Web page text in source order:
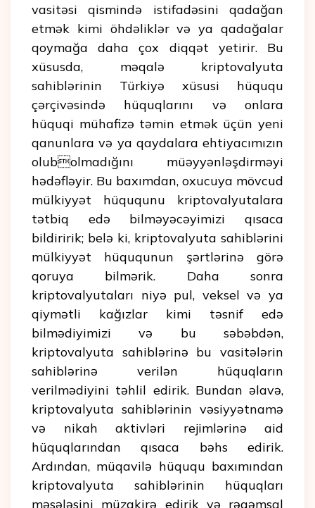
vasitəsi qismində istifadəsini qadağan
etmək kimi öhdəliklər və ya qadağalar
qoymağa daha çox diqqət yetirir. Bu
xüsusda, məqalə kriptovalyuta
sahiblərinin Türkiyə xüsusi hüququ
çərçivəsində hüquqlarını və onlara
hüquqi mühafizə təmin etmək üçün yeni
qanunlara və ya qaydalara ehtiyacımızın
olubolmadığını müəyyənləşdirməyi
hədəfləyir. Bu baxımdan, oxucuya mövcud
mülkiyyət hüququnu kriptovalyutalara
tətbiq edə bilməyəcəyimizi qısaca
bildiririk; belə ki, kriptovalyuta sahiblərini
mülkiyyət hüququnun şərtlərinə görə
qoruya bilmərik. Daha sonra
kriptovalyutaları niyə pul, veksel və ya
qiymətli kağızlar kimi təsnif edə
bilmədiyimizi və bu səbəbdən,
kriptovalyuta sahiblərinə bu vasitələrin
sahiblərinə verilən hüquqların
verilmədiyini təhlil edirik. Bundan əlavə,
kriptovalyuta sahiblərinin vəsiyyətnamə
və nikah aktivləri rejimlərinə aid
hüquqlarından qısaca bəhs edirik.
Ardından, müqavilə hüququ baxımından
kriptovalyuta sahiblərinin hüquqları
məsələsini müzakirə edirik və rəqəmsal